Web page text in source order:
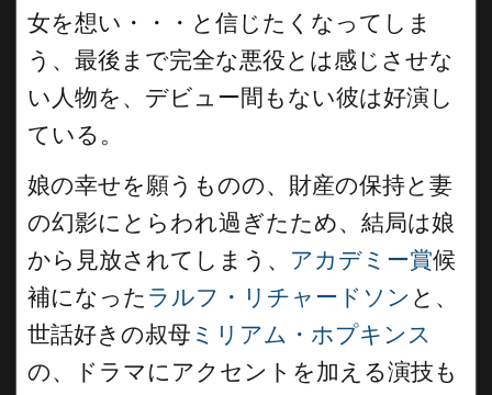
女を想い・・・と信じたくなってしま
う、最後まで完全な悪役とは感じさせな
い人物を、デビュー間もない彼は好演し
ている。
娘の幸せを願うものの、財産の保持と妻
の幻影にとらわれ過ぎたため、結局は娘
から見放されてしまう、 アカデミー賞候
補になった ラルフ・リチャードソン と、
世話好きの叔母 ミリアム・ホプキンス
の、ドラマにアクセントを加える演技も